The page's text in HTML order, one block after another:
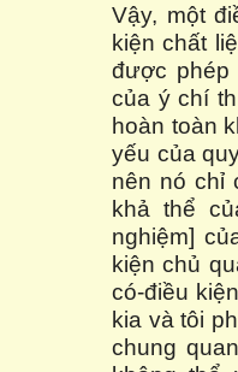
Vậy, một
kiện chất
được phép
của ý chí
hoàn toàn
yếu của
nên nó chỉ
khả thể
nghiệm]
kiện chủ
có-điều
kia và tôi
chung